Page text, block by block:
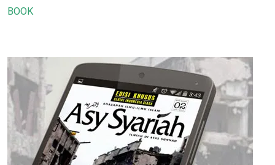
BOOK